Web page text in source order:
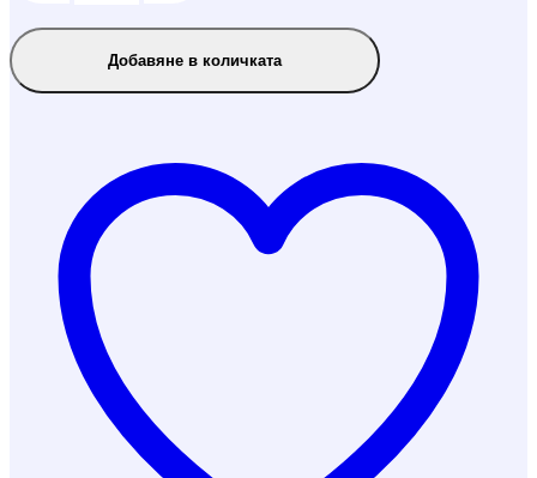
Добавяне в количката